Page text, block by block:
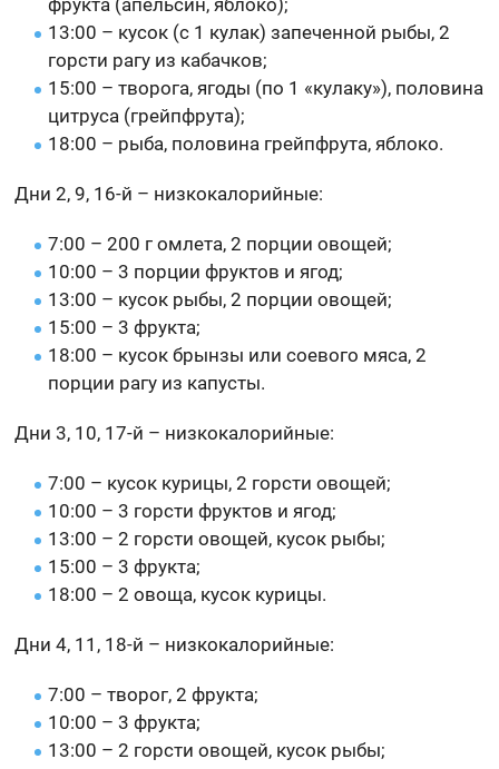
13:00 – кусок (с 1 кулак) запеченной рыбы, 2
горсти рагу из кабачков;
15:00 – творога, ягоды (по 1 «кулаку»), половина
цитруса (грейпфрута);
18:00 – рыба, половина грейпфрута, яблоко.
Дни 2, 9, 16-й – низкокалорийные:
7:00 – 200 г омлета, 2 порции овощей;
10:00 – 3 порции фруктов и ягод;
13:00 – кусок рыбы, 2 порции овощей;
15:00 – 3 фрукта;
18:00 – кусок брынзы или соевого мяса, 2
порции рагу из капусты.
Дни 3, 10, 17-й – низкокалорийные:
7:00 – кусок курицы, 2 горсти овощей;
10:00 – 3 горсти фруктов и ягод;
13:00 – 2 горсти овощей, кусок рыбы;
15:00 – 3 фрукта;
18:00 – 2 овоща, кусок курицы.
Дни 4, 11, 18-й – низкокалорийные:
7:00 – творог, 2 фрукта;
10:00 – 3 фрукта;
13:00 – 2 горсти овощей, кусок рыбы;